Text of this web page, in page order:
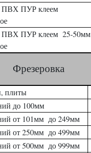
ПВХ ПУР клеем
ПВХ ПУР клеем 25-50мм
Фрезеровка
плиты
до 100мм
от 101мм до 249мм
от 250мм до 499мм
от 500мм до 999мм